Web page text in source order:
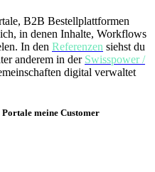
B2B Bestellplattformen
in denen Inhalte, Workflows
In den Referenzen siehst du
anderem in der Swisspower /
digital verwaltet
meine Customer